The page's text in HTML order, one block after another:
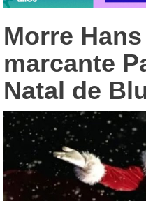
Morre
marcante
Natal de